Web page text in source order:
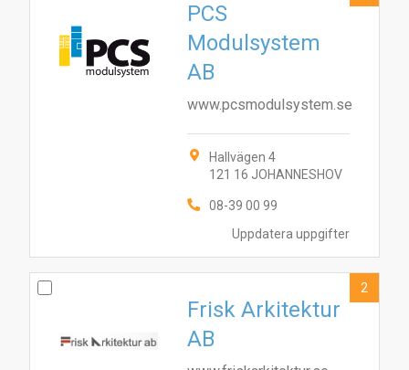
Uppdatera uppgifter
PCS
Modulsystem
AB
www.pcsmodulsystem.se
Hallvägen 4
121 16 JOHANNESHOV
08-39 00 99
Frisk Arkitektur
AB
2